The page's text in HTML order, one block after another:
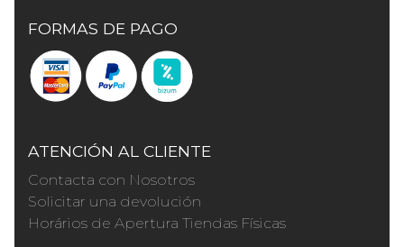
FORMAS DE PAGO
ATENCIÓN AL CLIENTE
Contacta con Nosotros
Solicitar una devolución
Horários de Apertura Tiendas Físicas